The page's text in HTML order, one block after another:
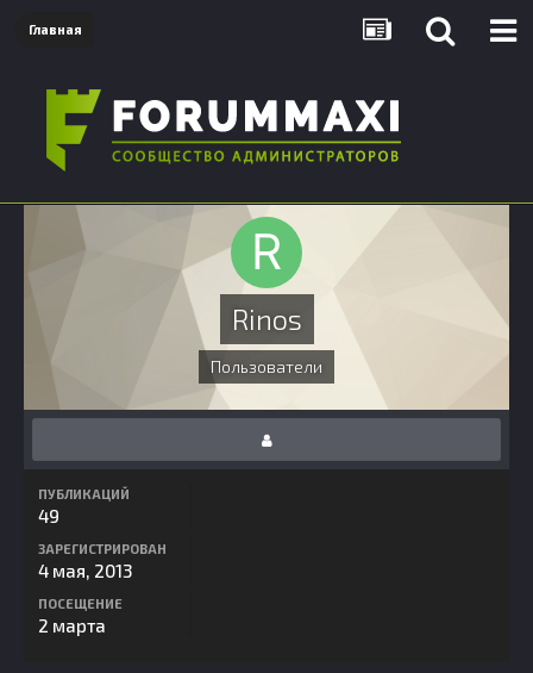
Главная
Rinos
Пользователи
ПУБЛИКАЦИЙ
49
ЗАРЕГИСТРИРОВАН
4 мая, 2013
ПОСЕЩЕНИЕ
2 марта